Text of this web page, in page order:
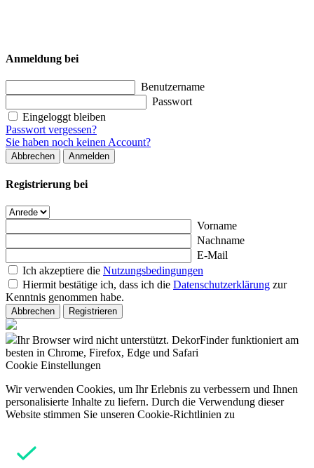
Anmeldung bei
Benutzername
Passwort
Eingeloggt bleiben
Passwort vergessen?
Sie haben noch keinen Account?
Abbrechen Anmelden
Registrierung bei
Vorname
Nachname
E-Mail
Ich akzeptiere die Nutzungsbedingungen
Hiermit bestätige ich, dass ich die Datenschutzerklärung zur
Kenntnis genommen habe.
Abbrechen Registrieren
Ihr Browser wird nicht unterstützt. DekorFinder funktioniert am
besten in Chrome, Firefox, Edge und Safari
Cookie Einstellungen
Wir verwenden Cookies, um Ihr Erlebnis zu verbessern und Ihnen
personalisierte Inhalte zu liefern. Durch die Verwendung dieser
Website stimmen Sie unseren Cookie-Richtlinien zu